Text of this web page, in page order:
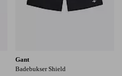
Gant
Badebukser Shield